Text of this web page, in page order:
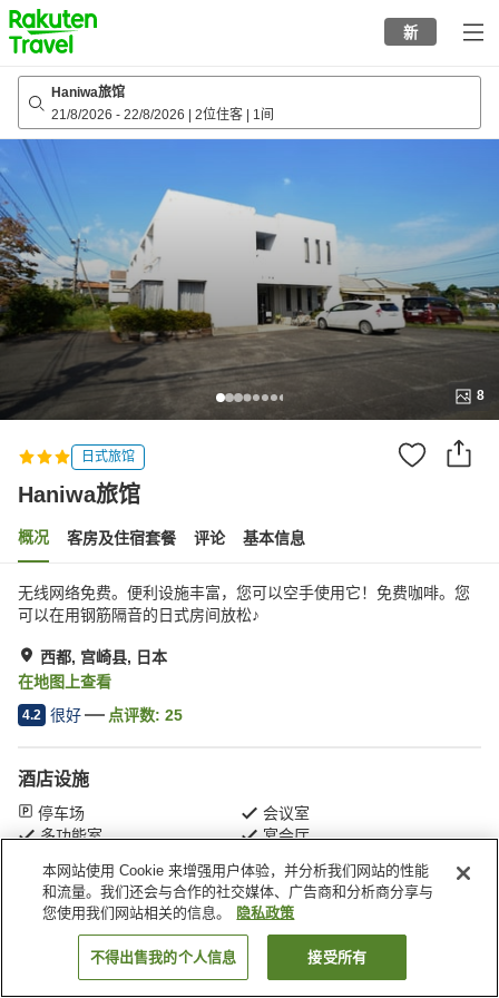
to
top
page
新
Haniwa旅馆
21/8/2026 - 22/8/2026 2位住客 1间
8
日式旅馆
Haniwa旅馆
概况 客房及住宿套餐 评论 基本信息
无线网络免费。便利设施丰富，您可以空手使用它！免费咖啡。您
可以在用钢筋隔音的日式房间放松♪
西都, 宫崎县, 日本
在地图上查看
4.2 很好 点评数: 25
酒店设施
停车场
会议室
多功能室
宴会厅
首页 日本 宫崎县 西都 Haniwa旅馆
搜索客房
本网站使用 Cookie 来增强用户体验，并分析我们网站的性能
和流量。我们还会与合作的社交媒体、广告商和分析商分享与
您使用我们网站相关的信息。
隐私政策
不得出售我的个人信息 接受所有